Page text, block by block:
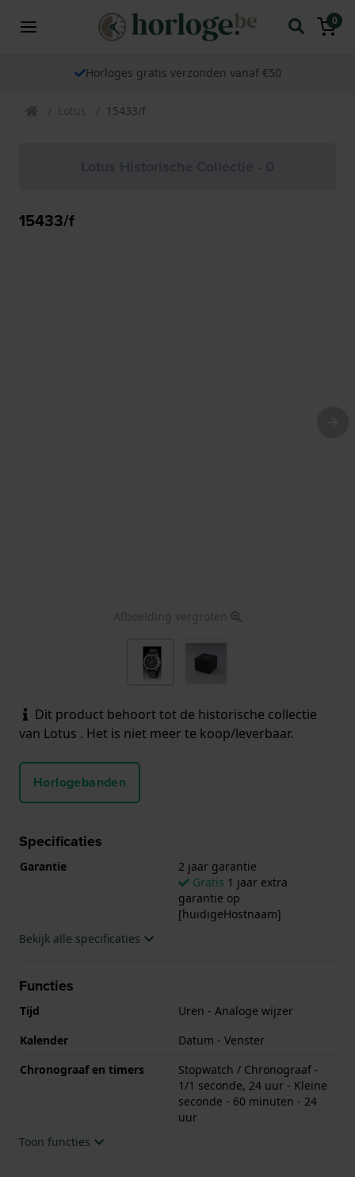
0
Horloges gratis verzonden vanaf €50
Lotus 15433/f
15433/f
Afbeelding vergroten
Dit product behoort tot de historische collectie
van Lotus . Het is niet meer te koop/leverbaar.
Horlogebanden
Specificaties
Garantie
2 jaar garantie
Gratis 1 jaar extra
garantie op
[huidigeHostnaam]
Bekijk alle specificaties
Functies
Tijd
Uren - Analoge wijzer
Kalender
Datum - Venster
Chronograaf en timers
Stopwatch / Chronograaf -
1/1 seconde, 24 uur - Kleine
seconde - 60 minuten - 24
uur
Toon functies